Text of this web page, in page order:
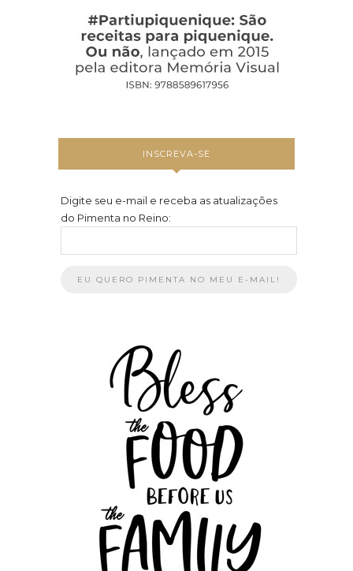
INSCREVA-SE
Digite seu e-mail e receba as atualizações
do Pimenta no Reino: